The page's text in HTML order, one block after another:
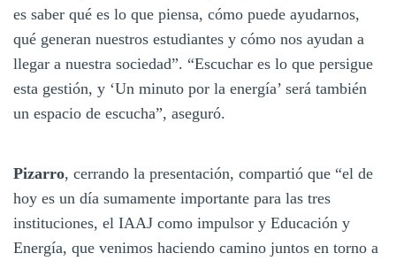
es saber qué es lo que piensa, cómo puede ayudarnos,
qué generan nuestros estudiantes y cómo nos ayudan a
llegar a nuestra sociedad”. “Escuchar es lo que persigue
esta gestión, y ‘Un minuto por la energía’ será también
un espacio de escucha”, aseguró.
Pizarro, cerrando la presentación, compartió que “el de
hoy es un día sumamente importante para las tres
instituciones, el IAAJ como impulsor y Educación y
Energía, que venimos haciendo camino juntos en torno a